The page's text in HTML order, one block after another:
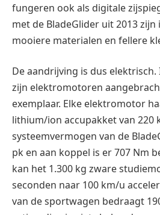
fungeren ook als digitale
met de BladeGlider uit 2013
mooiere materialen en fellere
De aandrijving is dus
zijn elektromotoren
exemplaar. Elke elektromotor
lithium/ion accupakket van 220
systeemvermogen van de
pk en aan koppel is er 707 Nm
kan het 1.300 kg zware
seconden naar 100 km/u
van de sportwagen bedraagt